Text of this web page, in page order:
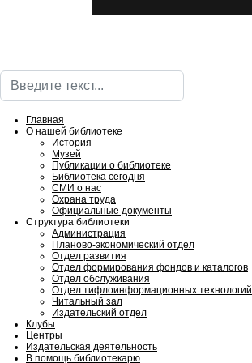
Поиск
Главная
О нашей библиотеке
История
Музей
Публикации о библиотеке
Библиотека сегодня
СМИ о нас
Охрана труда
Официальные документы
Структура библиотеки
Администрация
Планово-экономический отдел
Отдел развития
Отдел формирования фондов и каталогов
Отдел обслуживания
Отдел тифлоинформационных технологий
Читальный зал
Издательский отдел
Клубы
Центры
Издательская деятельность
В помощь библиотекарю